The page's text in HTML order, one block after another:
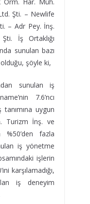
Şti. – Newlife
– Adr Pey. İnş.
İş Ortaklığı
sunulan bazı
şöyle ki,
sunulan iş
7.6’ncı
uygun
Turizm İnş. ve
fazla
iş yönetme
işlerin
karşılamadığı,
iş deneyim